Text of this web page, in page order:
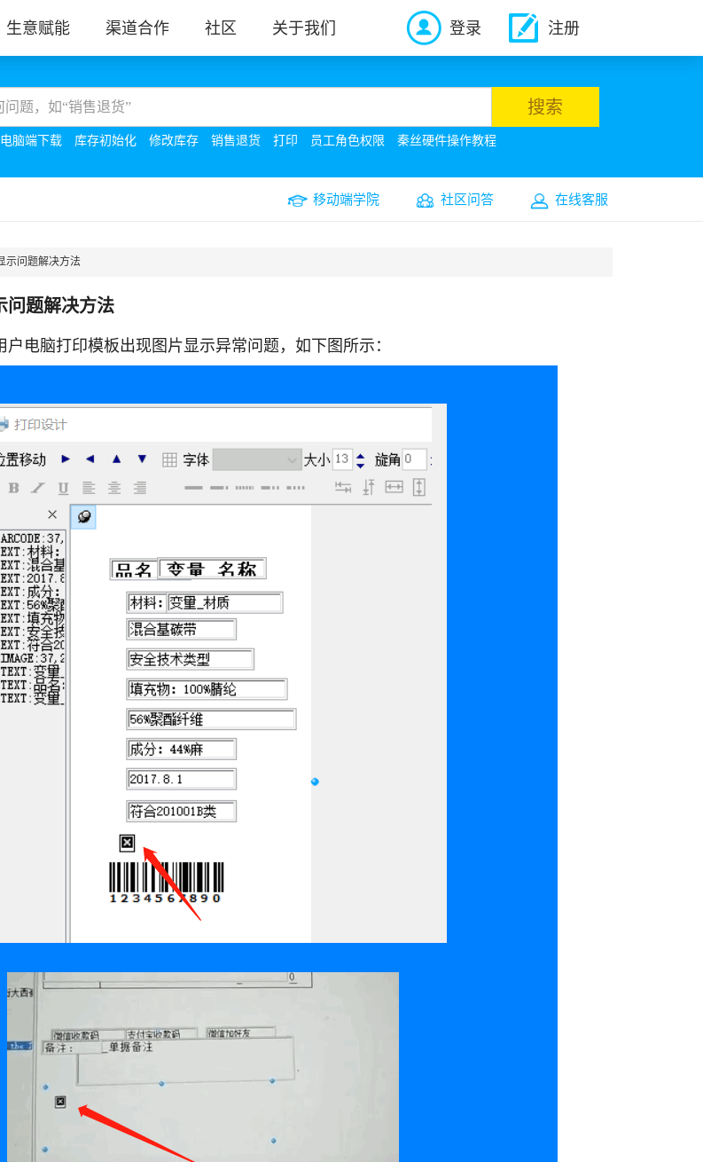
生意赋能 渠道合作 社区 关于我们 登录 注册
搜索
电脑端下载 库存初始化 修改库存 销售退货 打印 员工角色权限 秦丝硬件操作教程
移动端学院 社区问答 在线客服
示问题解决方法
问题解决方法
电脑打印模板出现图片显示异常问题，如下图所示：